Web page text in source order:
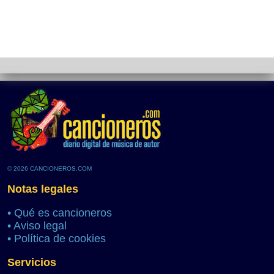
© 2026 CANCIONEROS.COM
Notas legales
• Qué es cancioneros
• Aviso legal
• Política de cookies
Servicios